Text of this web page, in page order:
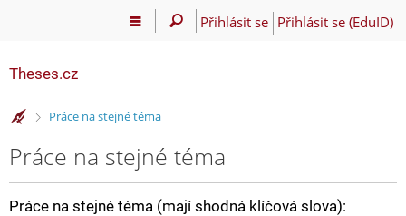
Přihlásit se Přihlásit se (EduID)
Theses.cz
>Práce na stejné téma
Práce na stejné téma
Práce na stejné téma (mají shodná klíčová slova):